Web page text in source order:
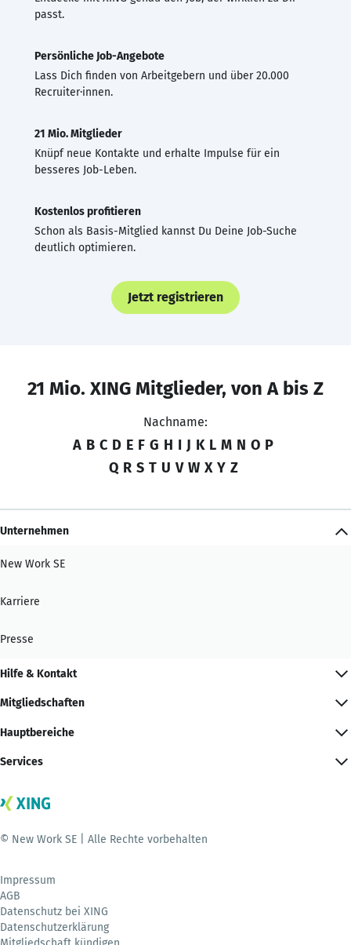
passt.
Persönliche Job-Angebote
Lass Dich finden von Arbeitgebern und über 20.000
Recruiter·innen.
21 Mio. Mitglieder
Knüpf neue Kontakte und erhalte Impulse für ein
besseres Job-Leben.
Kostenlos profitieren
Schon als Basis-Mitglied kannst Du Deine Job-Suche
deutlich optimieren.
Jetzt registrieren
21 Mio. XING Mitglieder, von A bis Z
Nachname:
A B C D E F G H I J K L M N O P
Q R S T U V W X Y Z
Unternehmen
New Work SE
Karriere
Presse
Hilfe & Kontakt
Mitgliedschaften
Hauptbereiche
Services
© New Work SE | Alle Rechte vorbehalten
Impressum
AGB
Datenschutz bei XING
Datenschutzerklärung